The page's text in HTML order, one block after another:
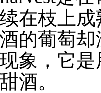
在枝上
的葡萄
象，它
酒。